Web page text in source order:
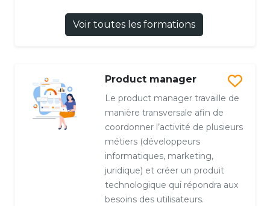
Voir toutes les formations
Product manager
Le product manager travaille de
manière transversale afin de
coordonner l’activité de plusieurs
métiers (développeurs
informatiques, marketing,
juridique) et créer un produit
technologique qui répondra aux
besoins des utilisateurs.